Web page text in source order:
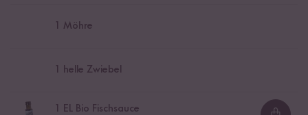
1 Möhre
1 helle Zwiebel
EL Bio Fischsauce